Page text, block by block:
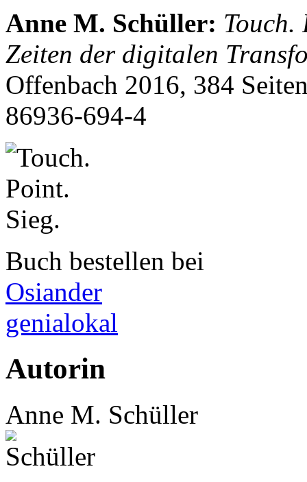
Anne M. Schüller:
Zeiten der digitalen
Offenbach 2016, 384
86936-694-4
Buch bestellen bei
Osiander
genialokal
Autorin
Anne M. Schüller